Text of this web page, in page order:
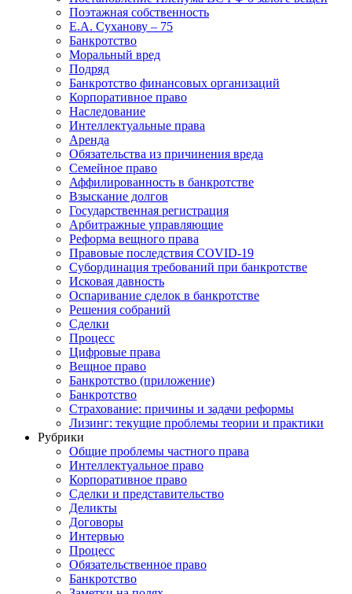
Поэтажная собственность
Е.А. Суханову – 75
Банкротство
Моральный вред
Подряд
Банкротство финансовых организаций
Корпоративное право
Наследование
Интеллектуальные права
Аренда
Обязательства из причинения вреда
Семейное право
Аффилированность в банкротстве
Взыскание долгов
Государственная регистрация
Арбитражные управляющие
Реформа вещного права
Правовые последствия COVID-19
Субординация требований при банкротстве
Исковая давность
Оспаривание сделок в банкротстве
Решения собраний
Сделки
Процесс
Цифровые права
Вещное право
Банкротство (приложение)
Банкротство
Страхование: причины и задачи реформы
Лизинг: текущие проблемы теории и практики
Рубрики
Общие проблемы частного права
Интеллектуальное право
Корпоративное право
Сделки и представительство
Деликты
Договоры
Интервью
Процесс
Обязательственное право
Банкротство